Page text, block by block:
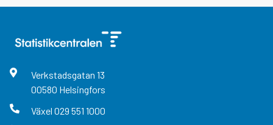
Verkstadsgatan 13
00580 Helsingfors
Växel 029 551 1000